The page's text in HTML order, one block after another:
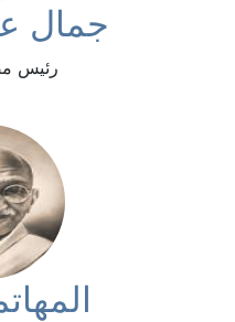
جمال
رئيس